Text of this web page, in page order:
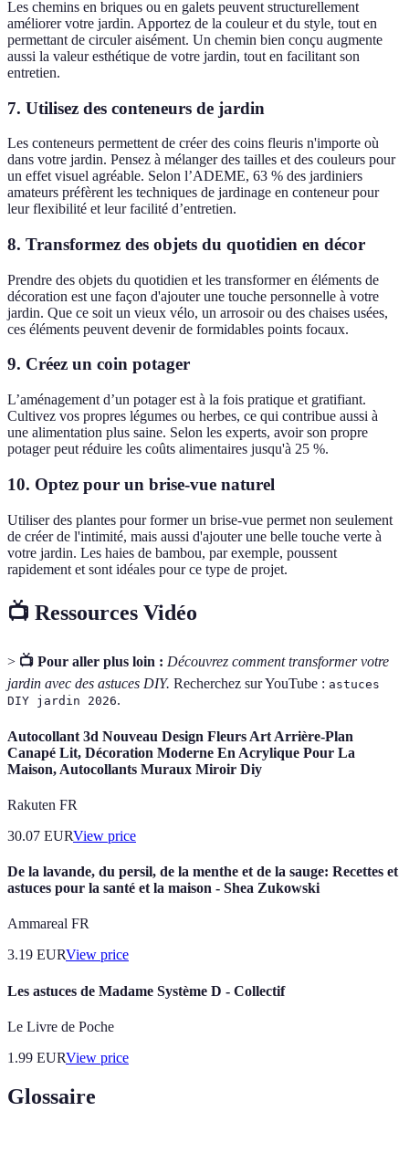
Les chemins en briques ou en galets peuvent structurellement
améliorer votre jardin. Apportez de la couleur et du style, tout en
permettant de circuler aisément. Un chemin bien conçu augmente
aussi la valeur esthétique de votre jardin, tout en facilitant son
entretien.
7. Utilisez des conteneurs de jardin
Les conteneurs permettent de créer des coins fleuris n'importe où
dans votre jardin. Pensez à mélanger des tailles et des couleurs pour
un effet visuel agréable. Selon l’ADEME, 63 % des jardiniers
amateurs préfèrent les techniques de jardinage en conteneur pour
leur flexibilité et leur facilité d’entretien.
8. Transformez des objets du quotidien en décor
Prendre des objets du quotidien et les transformer en éléments de
décoration est une façon d'ajouter une touche personnelle à votre
jardin. Que ce soit un vieux vélo, un arrosoir ou des chaises usées,
ces éléments peuvent devenir de formidables points focaux.
9. Créez un coin potager
L’aménagement d’un potager est à la fois pratique et gratifiant.
Cultivez vos propres légumes ou herbes, ce qui contribue aussi à
une alimentation plus saine. Selon les experts, avoir son propre
potager peut réduire les coûts alimentaires jusqu'à 25 %.
10. Optez pour un brise-vue naturel
Utiliser des plantes pour former un brise-vue permet non seulement
de créer de l'intimité, mais aussi d'ajouter une belle touche verte à
votre jardin. Les haies de bambou, par exemple, poussent
rapidement et sont idéales pour ce type de projet.
📺 Ressources Vidéo
> 📺 Pour aller plus loin : Découvrez comment transformer votre
jardin avec des astuces DIY. Recherchez sur YouTube : astuces
DIY jardin 2026.
Autocollant 3d Nouveau Design Fleurs Art Arrière-Plan
Canapé Lit, Décoration Moderne En Acrylique Pour La
Maison, Autocollants Muraux Miroir Diy
Rakuten FR
30.07 EURView price
De la lavande, du persil, de la menthe et de la sauge: Recettes et
astuces pour la santé et la maison - Shea Zukowski
Ammareal FR
3.19 EURView price
Les astuces de Madame Système D - Collectif
Le Livre de Poche
1.99 EURView price
Glossaire